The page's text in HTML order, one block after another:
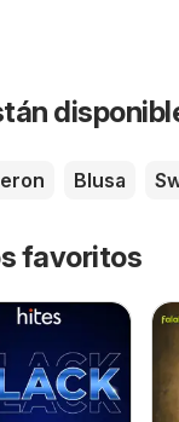
Blusa
favoritos